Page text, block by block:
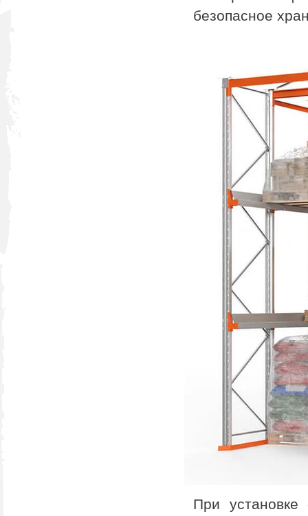
безопасное
При